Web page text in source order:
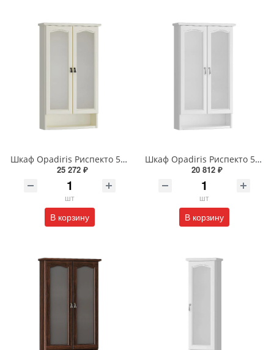
Шкаф Opadiris Риспекто 58 00-00006077 подвесной двухстворчатый слоновая кость с матовым стеклом
25 272 ₽
шт
В корзину
Шкаф Opadiris Риспекто 58 00-00006078 подвесной двухстворчатый белый матовый с матовым стеклом
20 812 ₽
шт
В корзину